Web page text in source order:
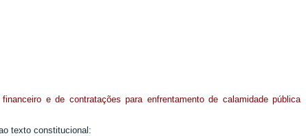
e de contratações para enfrentamento de calamidade pública
texto constitucional: